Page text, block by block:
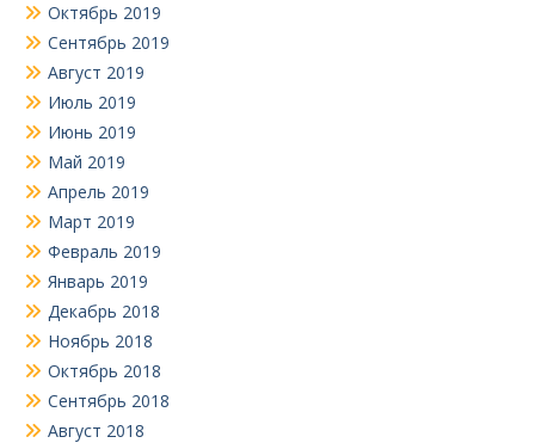
Октябрь 2019
Сентябрь 2019
Август 2019
Июль 2019
Июнь 2019
Май 2019
Апрель 2019
Март 2019
Февраль 2019
Январь 2019
Декабрь 2018
Ноябрь 2018
Октябрь 2018
Сентябрь 2018
Август 2018